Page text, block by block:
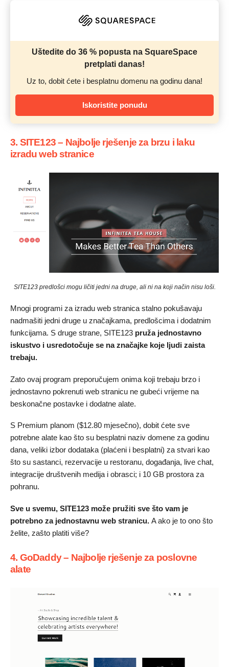
Uštedite do 36 % popusta na SquareSpace
pretplati danas!
Uz to, dobit ćete i besplatnu domenu na godinu dana!
Iskoristite ponudu
3. SITE123 – Najbolje rješenje za brzu i laku
izradu web stranice
SITE123 predlošci mogu ličiti jedni na druge, ali ni na koji način nisu loši.
Mnogi programi za izradu web stranica stalno pokušavaju
nadmašiti jedni druge u značajkama, predlošcima i dodatnim
funkcijama. S druge strane, SITE123 pruža jednostavno
iskustvo i usredotočuje se na značajke koje ljudi zaista
trebaju.
Zato ovaj program preporučujem onima koji trebaju brzo i
jednostavno pokrenuti web stranicu ne gubeći vrijeme na
beskonačne postavke i dodatne alate.
S Premium planom ($12.80 mjesečno), dobit ćete sve
potrebne alate kao što su besplatni naziv domene za godinu
dana, veliki izbor dodataka (plaćeni i besplatni) za stvari kao
što su sastanci, rezervacije u restoranu, događanja, live chat,
integracije društvenih medija i obrasci; i 10 GB prostora za
pohranu.
Sve u svemu, SITE123 može pružiti sve što vam je
potrebno za jednostavnu web stranicu. A ako je to ono što
želite, zašto platiti više?
4. GoDaddy – Najbolje rješenje za poslovne
alate